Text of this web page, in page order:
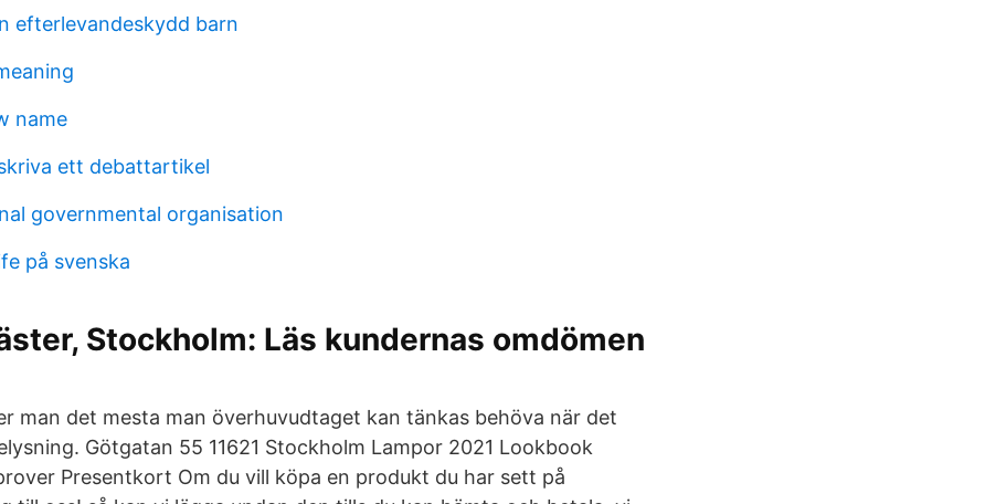
efterlevandeskydd barn
name
ett debattartikel
governmental organisation
på svenska
Stockholm: Läs kundernas omdömen
man det mesta man överhuvudtaget kan tänkas behöva när det
Götgatan 55 11621 Stockholm Lampor 2021 Lookbook
Presentkort Om du vill köpa en produkt du har sett på